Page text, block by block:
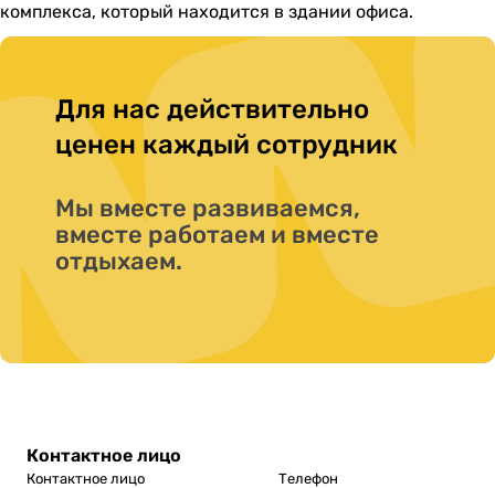
комплекса, который находится в здании офиса.
Для нас действительно
ценен каждый сотрудник
Мы вместе развиваемся,
вместе работаем и вместе
отдыхаем.
Контактное лицо
Контактное лицо Телефон